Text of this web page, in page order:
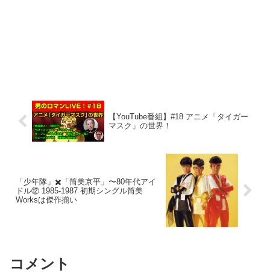
【YouTube番組】#18 アニメ「タイガー
マスク」の世界！
「少年隊」✖️「筒美京平」〜80年代アイ
ドル⑫ 1985-1987 初期シングル筒美
Worksは傑作揃い
コメント